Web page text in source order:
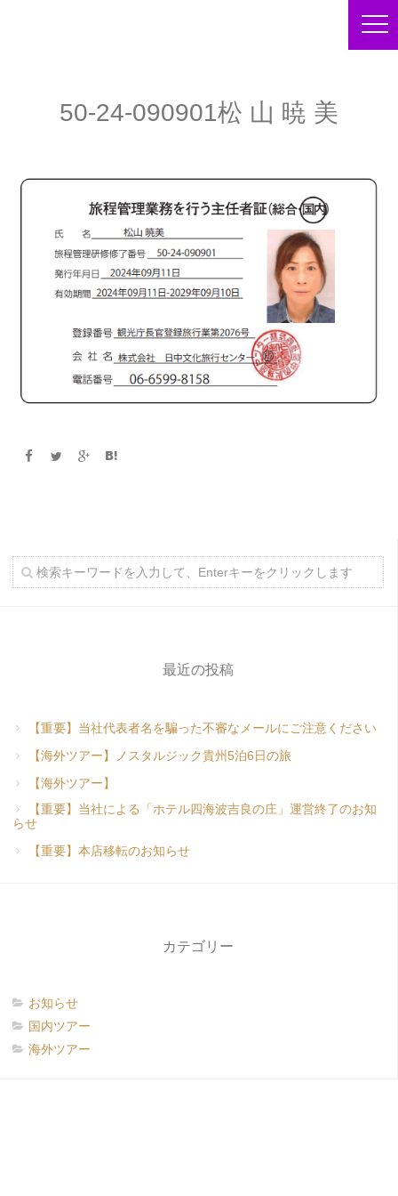
50-24-090901松 山 暁 美
最近の投稿
【重要】当社代表者名を騙った不審なメールにご注意ください
【海外ツアー】ノスタルジック貴州5泊6日の旅
【海外ツアー】
【重要】当社による「ホテル四海波吉良の庄」運営終了のお知
らせ
【重要】本店移転のお知らせ
カテゴリー
お知らせ
国内ツアー
海外ツアー